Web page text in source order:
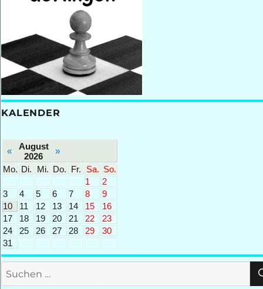
KALENDER
«
August
2026
»
Mo. Di. Mi. Do. Fr. Sa. So.
1
2
3
4 5 6 7 8
9
10
11 12 13 14 15
16
17
18 19 20 21 22
23
24
25 26 27 28 29
30
31
Suchen
nach: